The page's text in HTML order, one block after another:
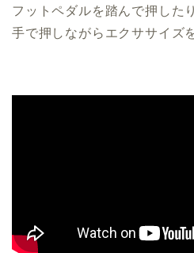
フットペダルを踏んで押した
手で押しながらエクササイズ